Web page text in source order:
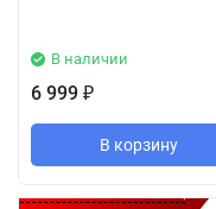
В наличии
6 999 ₽
В корзину